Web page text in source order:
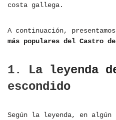
costa gallega.
A continuación,
más populares del Castro
1. La leyenda
escondido
Según la leyenda, en